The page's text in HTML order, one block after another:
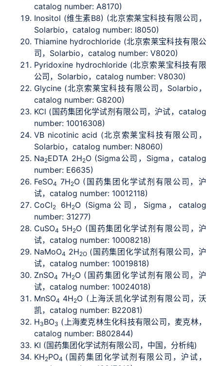
catalog number: A8170)
Inositol (维生素B8) (北京索莱宝科技有限公司，
Solarbio，catalog number: I8050)
Thiamine hydrochloride (北京索莱宝科技有限公
司，Solarbio，catalog number: V8020)
Pyridoxine hydrochloride (北京索莱宝科技有限
公司，Solarbio，catalog number: V8030)
Glycine (北京索莱宝科技有限公司，Solarbio，
catalog number: G8200)
KCl (国药集团化学试剂有限公司，沪试，catalog
number: 10016308)
VB nicotinic acid (北京索莱宝科技有限公司，
Solarbio，catalog number: N8060)
Na2EDTA 2H2O (Sigma公司，Sigma，catalog
number: E6635)
FeSO4 7H2O (国药集团化学试剂有限公司，沪
试，catalog number: 10012118)
CoCl2 6H2O (Sigma公司，Sigma，catalog
number: 31277)
CuSO4 5H2O (国药集团化学试剂有限公司，沪
试，catalog number: 10008218)
NaMoO4 2H2O(国药集团化学试剂有限公司，沪
试，catalog number: 10019818)
ZnSO4 7H2O (国药集团化学试剂有限公司，沪
试，catalog number: 10024018)
MnSO4 4H2O (上海沃凯化学试剂有限公司，沃
凯，catalog number: B22081)
H3BO3 (上海麦克林生化科技有限公司，麦克林，
catalog number: B802844)
KI (国药集团化学试剂有限公司，中国，分析纯)
KH2PO4 (国药集团化学试剂有限公司，沪试，